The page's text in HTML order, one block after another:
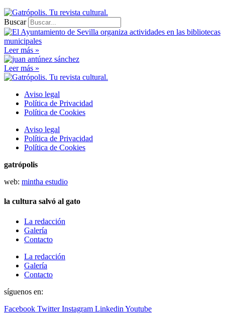
Buscar
Leer más »
Leer más »
Aviso legal
Política de Privacidad
Política de Cookies
Aviso legal
Política de Privacidad
Política de Cookies
gatrópolis
web: mintha estudio
la cultura salvó al gato
La redacción
Galería
Contacto
La redacción
Galería
Contacto
síguenos en:
Facebook Twitter Instagram Linkedin Youtube